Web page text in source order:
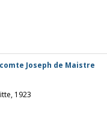
Joseph de Maistre
1923